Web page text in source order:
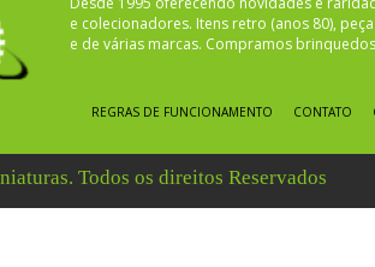
e colecionadores. Itens retro (anos 80),
e de várias marcas. Compramos
REGRAS DE FUNCIONAMENTO CONTATO
Todos os direitos Reservados